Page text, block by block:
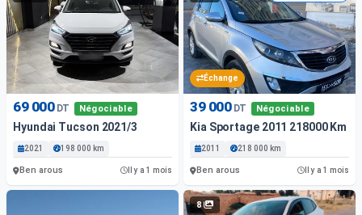
69 000 DT Négociable
Hyundai Tucson 2021/3
2021 198 000 km
Ben arous Il y a 1 mois
Échange
39 000 DT Négociable
Kia Sportage 2011 218000 Km
2011 218 000 km
Ben arous Il y a 1 mois
8